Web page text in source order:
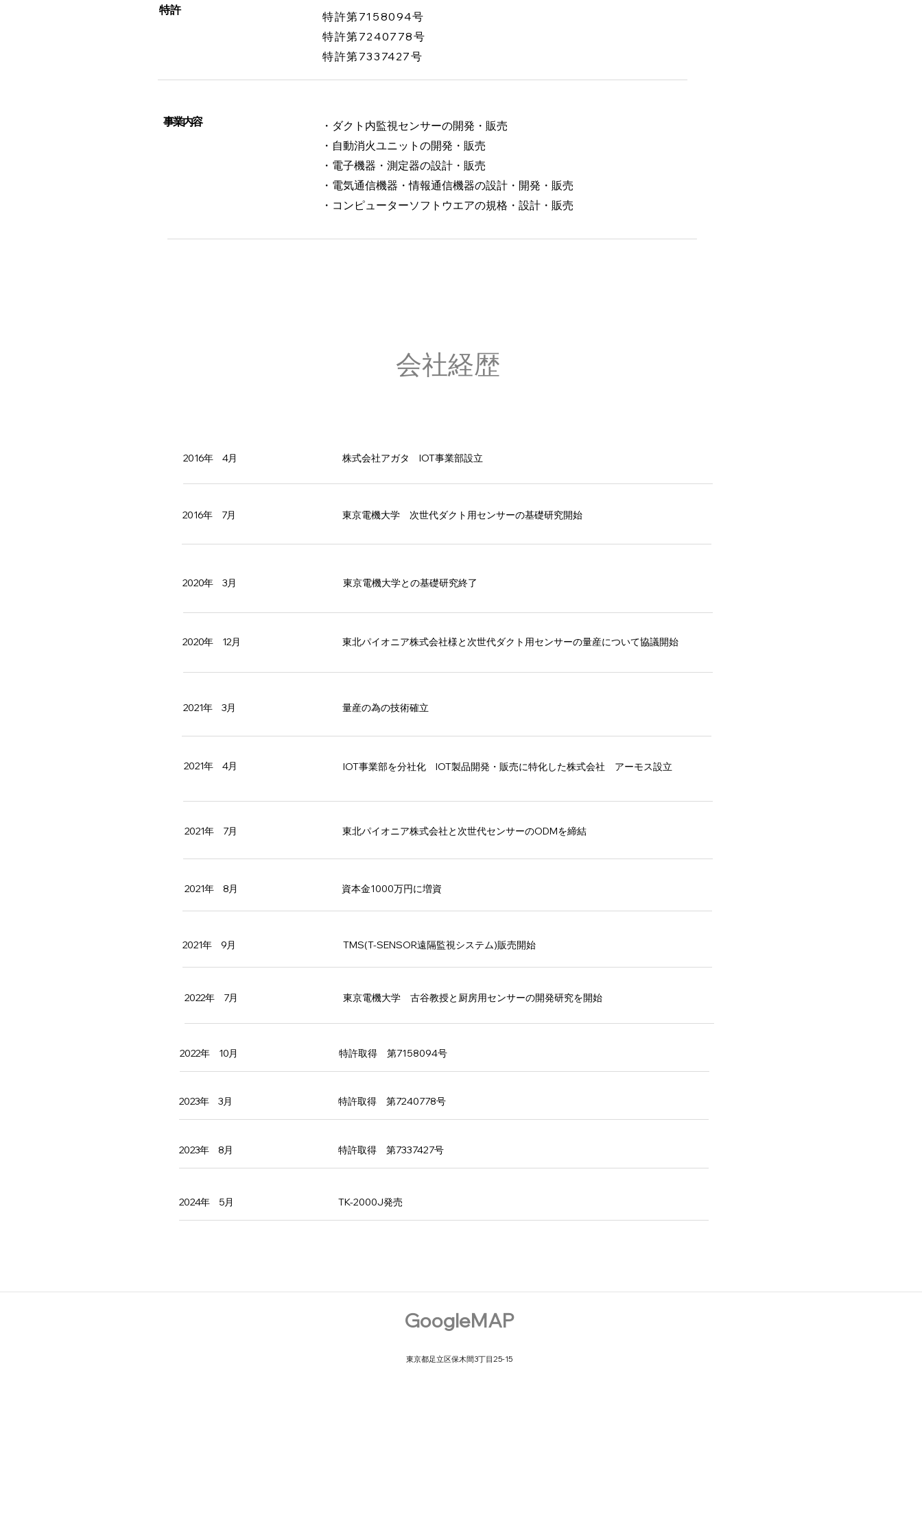
特許
特許第7158094号
​特許第7240778号
​特許第7337427号
事業内容
・ダクト内監視センサーの開発・販売
・自動消火ユニットの開発・販売
・電子機器・測定器の設計・販売
・電気通信機器・情報通信機器の設計・開発・販売
​・コンピューターソフトウエアの規格・設計・販売
​会社経歴
2016年 4月 株式会社アガタ IOT事業部設立
2016年 7月 東京電機大学 次世代ダクト用センサーの基礎研究開始
2020年 3月 東京電機大学との基礎研究終了
2020年 12月 東北パイオニア株式会社様と次世代ダクト用センサーの量産について協議開始
量産の為の技術確立
2021年 3月
2021年 4月 IOT事業部を分社化 IOT製品開発・販売に特化した株式会社 アーモス設立
東北パイオニア株式会社と次世代センサーのODMを締結
2021年 7月
2021年 8月 資本金1000万円に増資
2021年 9月 TMS(T-SENSOR遠隔監視システム)販売開始
東京電機大学 古谷教授と厨房用センサーの開発研究を開始
2022年 7月
​特許取得 第7158094号
2022年 10月
​特許取得 第7240778号
2023年 3月
​特許取得 第7337427号
2023年 8月
TK-2000J発売
2024年 5月
GoogleMAP
​東京都足立区保木間3丁目25-15